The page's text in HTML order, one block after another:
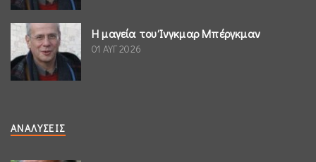
Η μαγεία του Ίνγκμαρ Μπέργκμαν
01 ΑΥΓ 2026
ΑΝΑΛΎΣΕΙΣ